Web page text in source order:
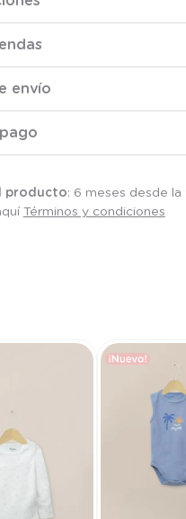
envío
producto: 6 meses desde
Términos y condiciones